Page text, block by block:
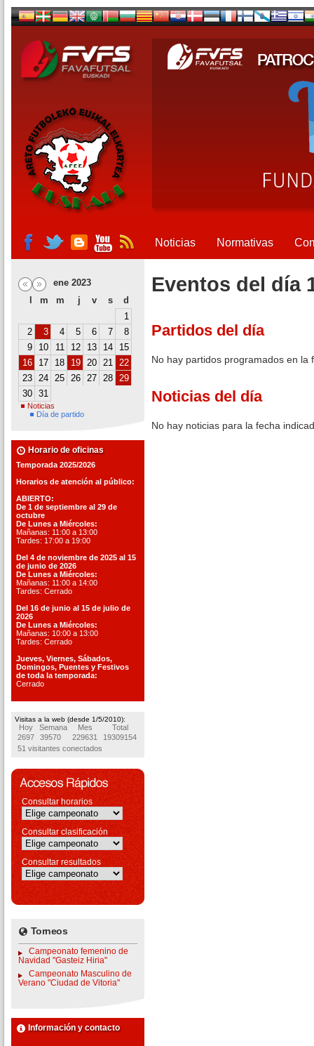
Noticias Normativas
ene 2023
m m j v s
d
1
2
3 4 5 6 7
8
9
10 11 12 13 14
15
16
17 18 19 20 21 22
23 24 25 26 27 28 29
30 31
Noticias
Día de partido
Horario de oficinas
Temporada 2025/2026
Horarios de atención al público:
ABIERTO:
De 1 de septiembre al 29 de
octubre
De Lunes a Miércoles:
Mañanas: 11:00 a 13:00
Tardes: 17:00 a 19:00
Del 4 de noviembre de 2025 al 15
de junio de 2026
De Lunes a Miércoles:
Mañanas: 11:00 a 14:00
Tardes: Cerrado
Del 16 de junio al 15 de julio de
2026
De Lunes a Miércoles:
Mañanas: 10:00 a 13:00
Tardes: Cerrado
Jueves, Viernes, Sábados,
Domingos, Puentes y Festivos
de toda la temporada:
Cerrado
Visitas a la web (desde 1/5/2010):
Hoy Semana Mes
Total
2697
39570 229631
19309154
51 visitantes conectados
Consultar horarios
Consultar clasificación
Consultar resultados
Torneos
Campeonato femenino de
Navidad "Gasteiz Hiria"
Campeonato Masculino de
Verano "Ciudad de Vitoria"
Información y contacto
Eventos del día
Partidos del día
No hay partidos programados en la
Noticias del día
No hay noticias para la fecha